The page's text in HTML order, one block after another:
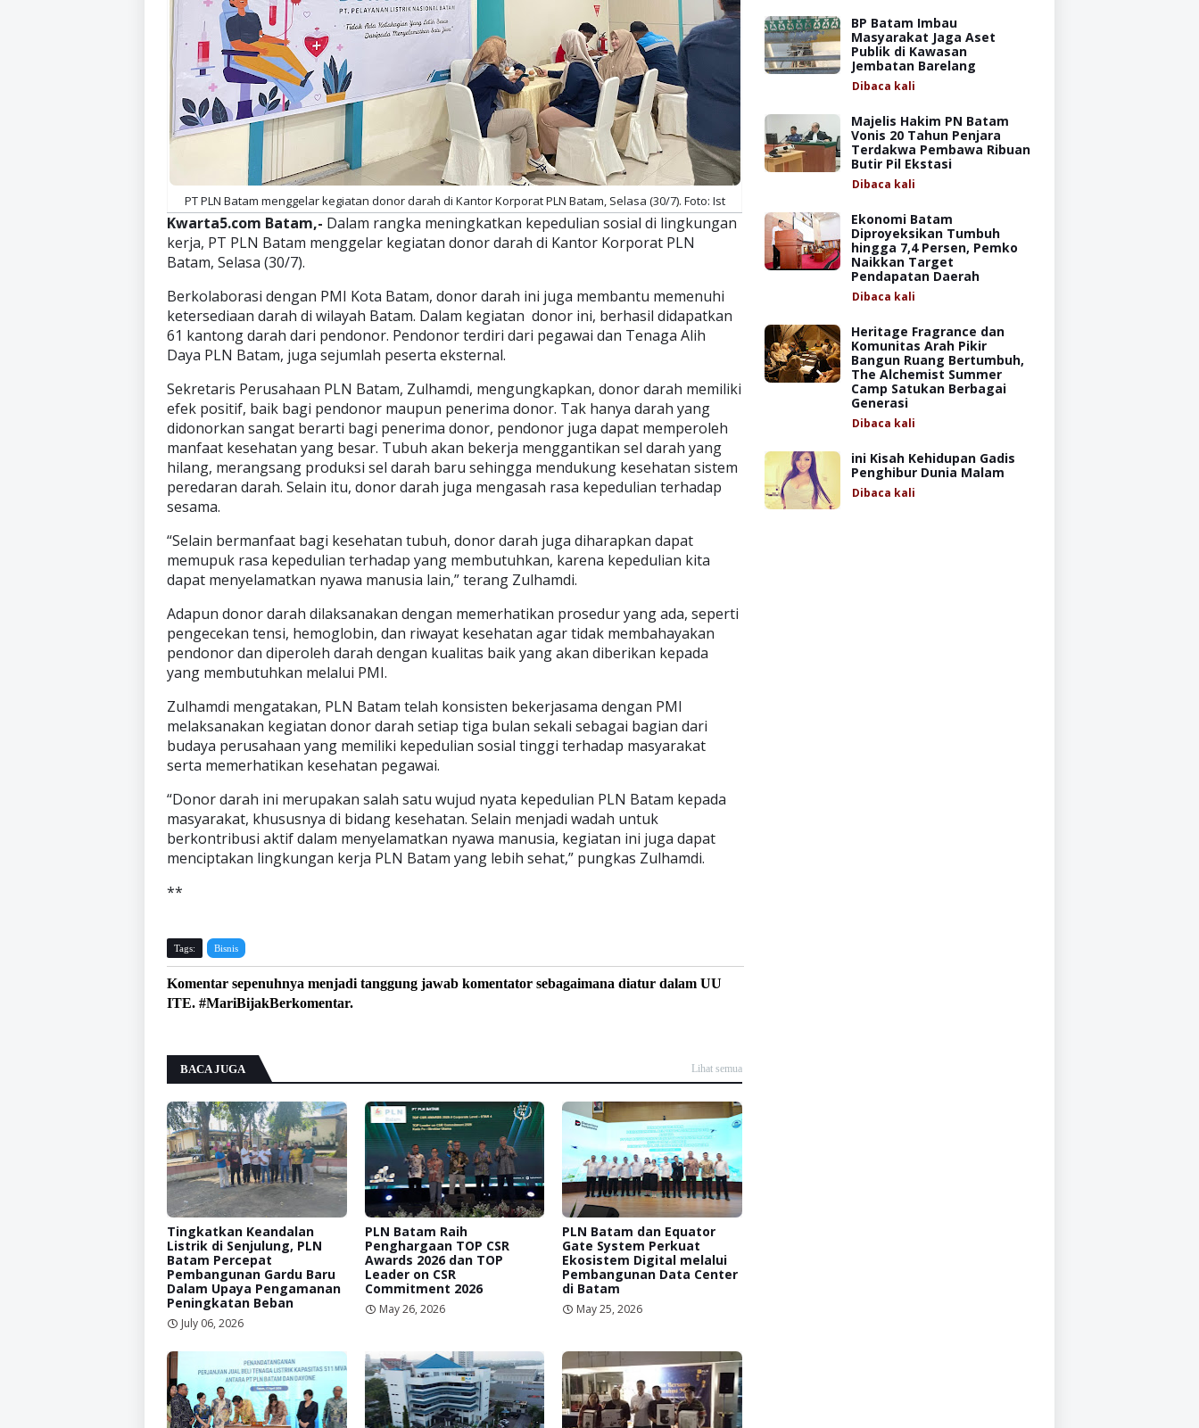
PT PLN Batam menggelar kegiatan donor darah di Kantor Korporat PLN Batam, Selasa (30/7). Foto: Ist
Kwarta5.com Batam,- Dalam rangka meningkatkan kepedulian sosial di lingkungan
kerja, PT PLN Batam menggelar kegiatan donor darah di Kantor Korporat PLN
Batam, Selasa (30/7).
Berkolaborasi dengan PMI Kota Batam, donor darah ini juga membantu memenuhi
ketersediaan darah di wilayah Batam. Dalam kegiatan donor ini, berhasil didapatkan
61 kantong darah dari pendonor. Pendonor terdiri dari pegawai dan Tenaga Alih
Daya PLN Batam, juga sejumlah peserta eksternal.
Sekretaris Perusahaan PLN Batam, Zulhamdi, mengungkapkan, donor darah memiliki
efek positif, baik bagi pendonor maupun penerima donor. Tak hanya darah yang
didonorkan sangat berarti bagi penerima donor, pendonor juga dapat memperoleh
manfaat kesehatan yang besar. Tubuh akan bekerja menggantikan sel darah yang
hilang, merangsang produksi sel darah baru sehingga mendukung kesehatan sistem
peredaran darah. Selain itu, donor darah juga mengasah rasa kepedulian terhadap
sesama.
“Selain bermanfaat bagi kesehatan tubuh, donor darah juga diharapkan dapat
memupuk rasa kepedulian terhadap yang membutuhkan, karena kepedulian kita
dapat menyelamatkan nyawa manusia lain,” terang Zulhamdi.
Adapun donor darah dilaksanakan dengan memerhatikan prosedur yang ada, seperti
pengecekan tensi, hemoglobin, dan riwayat kesehatan agar tidak membahayakan
pendonor dan diperoleh darah dengan kualitas baik yang akan diberikan kepada
yang membutuhkan melalui PMI.
Zulhamdi mengatakan, PLN Batam telah konsisten bekerjasama dengan PMI
melaksanakan kegiatan donor darah setiap tiga bulan sekali sebagai bagian dari
budaya perusahaan yang memiliki kepedulian sosial tinggi terhadap masyarakat
serta memerhatikan kesehatan pegawai.
“Donor darah ini merupakan salah satu wujud nyata kepedulian PLN Batam kepada
masyarakat, khususnya di bidang kesehatan. Selain menjadi wadah untuk
berkontribusi aktif dalam menyelamatkan nyawa manusia, kegiatan ini juga dapat
menciptakan lingkungan kerja PLN Batam yang lebih sehat,” pungkas Zulhamdi.
**
Tags: Bisnis
Komentar sepenuhnya menjadi tanggung jawab komentator sebagaimana diatur dalam UU
ITE. #MariBijakBerkomentar.
BACA JUGA Lihat semua
Tingkatkan Keandalan
Listrik di Senjulung, PLN
Batam Percepat
Pembangunan Gardu Baru
Dalam Upaya Pengamanan
Peningkatan Beban
July 06, 2026
PLN Batam Raih
Penghargaan TOP CSR
Awards 2026 dan TOP
Leader on CSR
Commitment 2026
May 26, 2026
PLN Batam dan Equator
Gate System Perkuat
Ekosistem Digital melalui
Pembangunan Data Center
di Batam
May 25, 2026
BP Batam Imbau
Masyarakat Jaga Aset
Publik di Kawasan
Jembatan Barelang
Dibaca kali
Majelis Hakim PN Batam
Vonis 20 Tahun Penjara
Terdakwa Pembawa Ribuan
Butir Pil Ekstasi
Dibaca kali
Ekonomi Batam
Diproyeksikan Tumbuh
hingga 7,4 Persen, Pemko
Naikkan Target
Pendapatan Daerah
Dibaca kali
Heritage Fragrance dan
Komunitas Arah Pikir
Bangun Ruang Bertumbuh,
The Alchemist Summer
Camp Satukan Berbagai
Generasi
Dibaca kali
ini Kisah Kehidupan Gadis
Penghibur Dunia Malam
Dibaca kali